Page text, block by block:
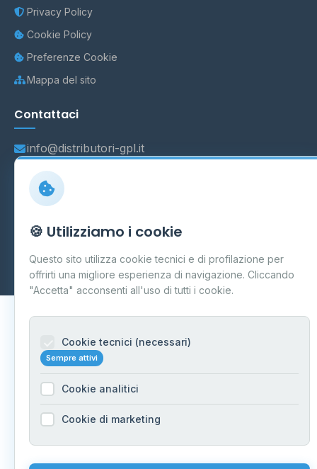
Privacy Policy
Cookie Policy
Preferenze Cookie
Mappa del sito
Contattaci
info@distributori-gpl.it
Carpi P.IVA 03859300364
Dati forniti daMinistero delle Imprese e del Made in Italy
Aggiornamento quotidiano
🍪 Utilizziamo i cookie
Questo sito utilizza cookie tecnici e di profilazione per
offrirti una migliore esperienza di navigazione. Cliccando
"Accetta" acconsenti all'uso di tutti i cookie.
Cookie tecnici (necessari)
Sempre attivi
Cookie analitici
Cookie di marketing